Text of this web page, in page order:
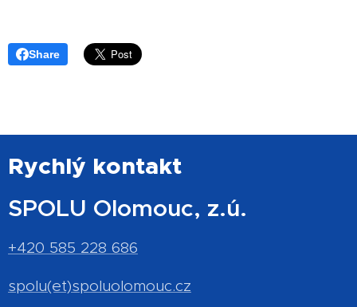
Share
Rychlý kontakt
SPOLU Olomouc, z.ú.
+420 585 228 686
spolu(et)spoluolomouc.cz